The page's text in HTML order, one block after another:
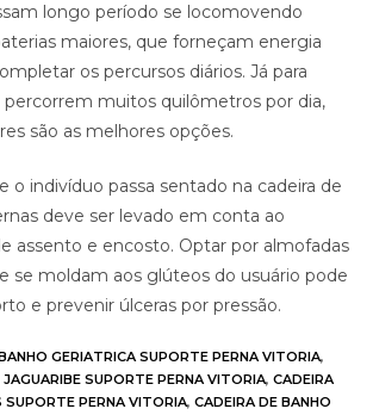
longo período se locomovendo
maiores, que forneçam energia
os percursos diários. Já para
percorrem muitos quilômetros por dia,
são as melhores opções.
o indivíduo passa sentado na cadeira de
deve ser levado em conta ao
assento e encosto. Optar por almofadas
se moldam aos glúteos do usuário pode
e prevenir úlceras por pressão.
GERIATRICA SUPORTE PERNA VITORIA,
SUPORTE PERNA VITORIA, CADEIRA
SUPORTE PERNA VITORIA, CADEIRA DE BANHO